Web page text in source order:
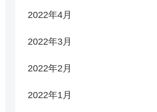
2022年4月
2022年3月
2022年2月
2022年1月